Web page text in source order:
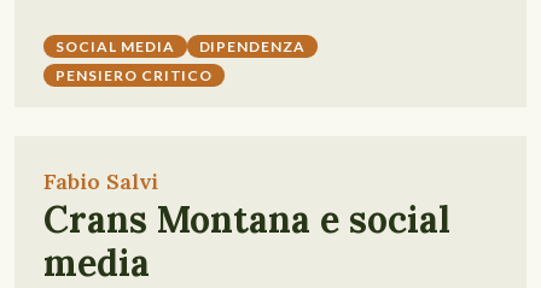
SOCIAL MEDIA
DIPENDENZA
PENSIERO CRITICO
Fabio Salvi
Crans Montana e social
media